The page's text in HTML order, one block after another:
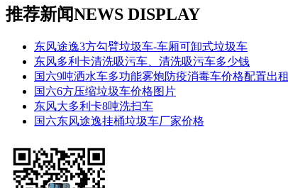
推荐新闻NEWS DISPLAY
东风途逸3方勾臂垃圾车-车厢可卸式垃圾车
东风多利卡清洗吸污车、清洗吸污车多少钱
国六9吨洒水车多功能雾炮防疫消毒车价格配置出租
国六6方压缩垃圾车价格图片
东风大多利卡8吨洗扫车
国六东风途逸挂桶垃圾车厂家价格